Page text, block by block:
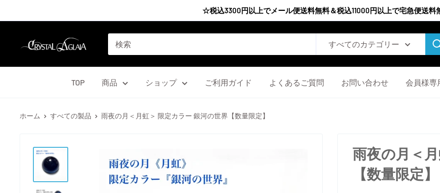
ン
☆税込3300円以上でメール便送料無料＆税込11000円以上で宅急便送
Agrize
すべてのカテゴリー
TOP 商品 ショップ ご利用ガイド よくあるご質問 お問い合わせ 会員様専
ホーム すべての製品 雨夜の月＜月虹＞ 限定カラー 銀河の世界【数量限定】
雨夜の月＜
【数量限定】